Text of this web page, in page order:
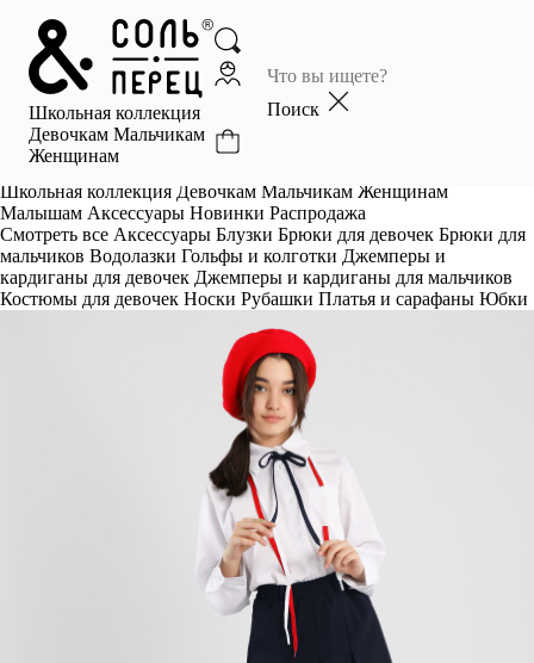
Школьная коллекция
Девочкам Мальчикам
Женщинам
Поиск
Главная
Каталог
Избранное
Школьная коллекция Девочкам Мальчикам Женщинам
Малышам Аксессуары Новинки Распродажа
Смотреть все Аксессуары Блузки Брюки для девочек Брюки для
мальчиков Водолазки Гольфы и колготки Джемперы и
кардиганы для девочек Джемперы и кардиганы для мальчиков
Костюмы для девочек Носки Рубашки Платья и сарафаны Юбки